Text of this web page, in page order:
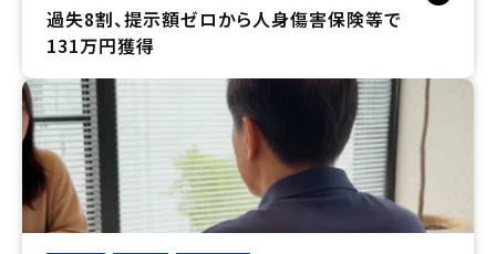
過失8割、提示額ゼロから人身傷害保険等で
131万円獲得